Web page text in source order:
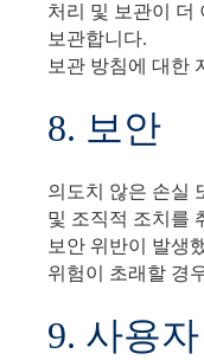
처리 및 보관이 더
보관합니다.
보관 방침에 대한
8. 보안
의도치 않은 손실
및 조직적 조치를
보안 위반이 발생
위험이 초래할 경
9. 사용